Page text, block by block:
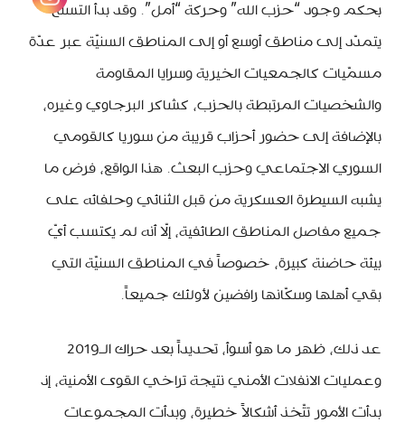
بحكم وجود “حزب الله” وحركة “أمل”. وقد بدأ التسلّح
يتمدّد إلى مناطق أوسع أو إلى المناطق السنيّة عبر عدّة
مسمّيات كالجمعيات الخيرية وسرايا المقاومة
والشخصيات المرتبطة بالحزب، كشاكر البرجاوي وغيره،
بالإضافة إلى حضور أحزاب قريبة من سوريا كالقومي
السوري الاجتماعي وحزب البعث. هذا الواقع، فرض ما
يشبه السيطرة العسكرية من قبل الثنائي وحلفائه على
جميع مفاصل المناطق الطائفية، إلّا أنه لم يكتسب أيّ
بيئة حاضنة كبيرة، خصوصاً في المناطق السنيّة التي
بقي أهلها وسكّانها رافضين لأولئك جميعاً.
عد ذلك، ظهر ما هو أسوأ، تحديداً بعد حراك الـ2019
وعمليات الانفلات الأمني نتيجة تراخي القوى الأمنية، إذ
بدأت الأمور تتّخذ أشكالاً خطيرة، وبدأت المجموعات